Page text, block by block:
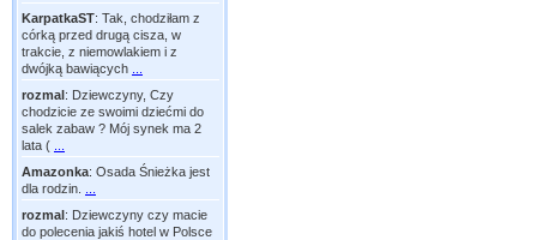
KarpatkaST: Tak, chodziłam z
córką przed drugą cisza, w
trakcie, z niemowlakiem i z
dwójką bawiących
rozmal: Dziewczyny, Czy
chodzicie ze swoimi dziećmi do
salek zabaw ? Mój synek ma 2
lata (
Amazonka: Osada Śnieżka jest
dla rodzin.
rozmal: Dziewczyny czy macie
do polecenia jakiś hotel w Polsce